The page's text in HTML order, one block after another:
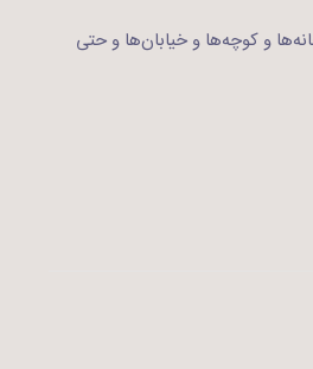
و کوچه‌ها و خیابان‌ها و حتی